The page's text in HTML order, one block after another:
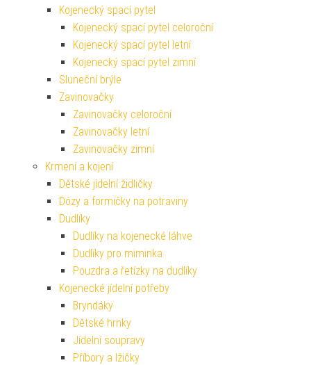
Kojenecký spací pytel
Kojenecký spací pytel celoroční
Kojenecký spací pytel letní
Kojenecký spací pytel zimní
Sluneční brýle
Zavinovačky
Zavinovačky celoroční
Zavinovačky letní
Zavinovačky zimní
Krmení a kojení
Dětské jídelní židličky
Dózy a formičky na potraviny
Dudlíky
Dudlíky na kojenecké láhve
Dudlíky pro miminka
Pouzdra a řetízky na dudlíky
Kojenecké jídelní potřeby
Bryndáky
Dětské hrnky
Jídelní soupravy
Příbory a lžičky